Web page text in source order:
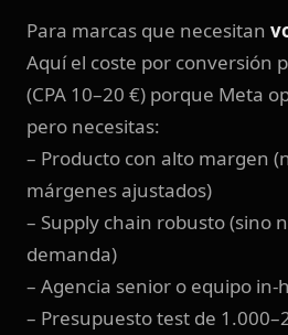
Para marcas que necesitan
Aquí el coste por conversión
(CPA 10–20 €) porque Meta
pero necesitas:
– Producto con alto margen
márgenes ajustados)
– Supply chain robusto (sino
demanda)
– Agencia senior o equipo in-
– Presupuesto test de